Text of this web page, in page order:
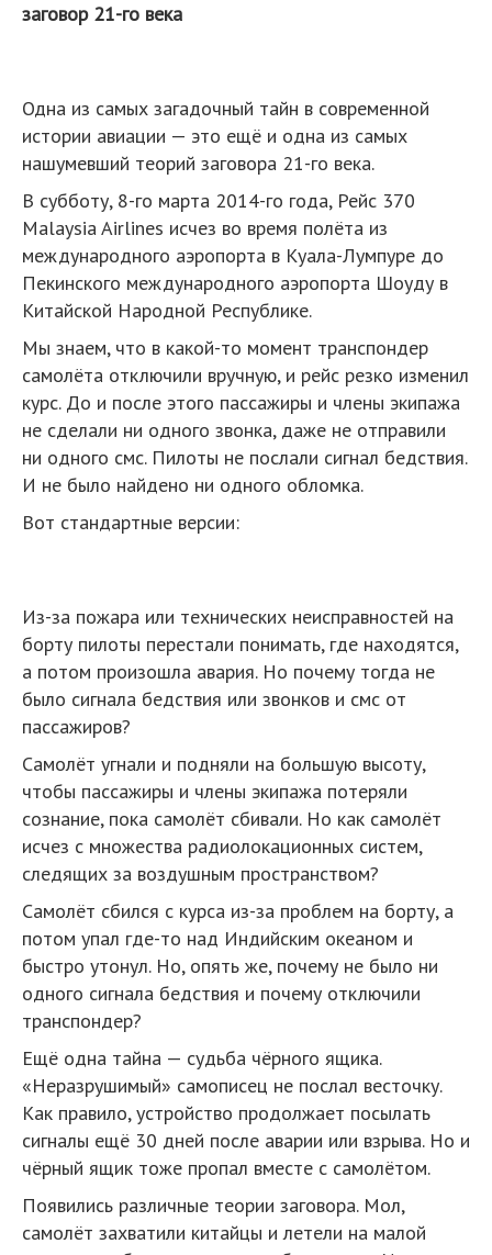
заговор 21-го века
Одна из самых загадочный тайн в современной
истории авиации — это ещё и одна из самых
нашумевший теорий заговора 21-го века.
В субботу, 8-го марта 2014-го года, Рейс 370
Malaysia Airlines исчез во время полёта из
международного аэропорта в Куала-Лумпуре до
Пекинского международного аэропорта Шоуду в
Китайской Народной Республике.
Мы знаем, что в какой-то момент транспондер
самолёта отключили вручную, и рейс резко изменил
курс. До и после этого пассажиры и члены экипажа
не сделали ни одного звонка, даже не отправили
ни одного смс. Пилоты не послали сигнал бедствия.
И не было найдено ни одного обломка.
Вот стандартные версии:
Из-за пожара или технических неисправностей на
борту пилоты перестали понимать, где находятся,
а потом произошла авария. Но почему тогда не
было сигнала бедствия или звонков и смс от
пассажиров?
Самолёт угнали и подняли на большую высоту,
чтобы пассажиры и члены экипажа потеряли
сознание, пока самолёт сбивали. Но как самолёт
исчез с множества радиолокационных систем,
следящих за воздушным пространством?
Самолёт сбился с курса из-за проблем на борту, а
потом упал где-то над Индийским океаном и
быстро утонул. Но, опять же, почему не было ни
одного сигнала бедствия и почему отключили
транспондер?
Ещё одна тайна — судьба чёрного ящика.
«Неразрушимый» самописец не послал весточку.
Как правило, устройство продолжает посылать
сигналы ещё 30 дней после аварии или взрыва. Но и
чёрный ящик тоже пропал вместе с самолётом.
Появились различные теории заговора. Мол,
самолёт захватили китайцы и летели на малой